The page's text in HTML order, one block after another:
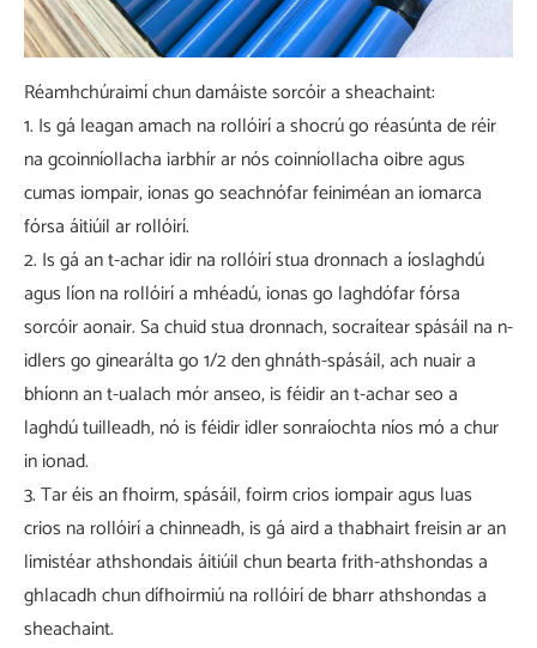
Réamhchúraimí chun damáiste sorcóir a sheachaint:
1. Is gá leagan amach na rollóirí a shocrú go réasúnta de réir
na gcoinníollacha iarbhír ar nós coinníollacha oibre agus
cumas iompair, ionas go seachnófar feiniméan an iomarca
fórsa áitiúil ar rollóirí.
2. Is gá an t-achar idir na rollóirí stua dronnach a íoslaghdú
agus líon na rollóirí a mhéadú, ionas go laghdófar fórsa
sorcóir aonair. Sa chuid stua dronnach, socraítear spásáil na n-
idlers go ginearálta go 1/2 den ghnáth-spásáil, ach nuair a
bhíonn an t-ualach mór anseo, is féidir an t-achar seo a
laghdú tuilleadh, nó is féidir idler sonraíochta níos mó a chur
in ionad.
3. Tar éis an fhoirm, spásáil, foirm crios iompair agus luas
crios na rollóirí a chinneadh, is gá aird a thabhairt freisin ar an
limistéar athshondais áitiúil chun bearta frith-athshondas a
ghlacadh chun dífhoirmiú na rollóirí de bharr athshondas a
sheachaint.